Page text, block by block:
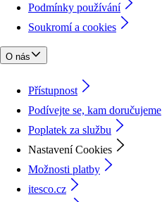
Podmínky používání
Soukromí a cookies
O nás
Přístupnost
Podívejte se, kam doručujeme
Poplatek za službu
Nastavení Cookies
Možnosti platby
itesco.cz